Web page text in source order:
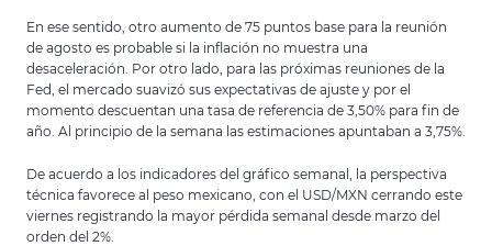
En ese sentido, otro aumento de 75 puntos base para la reunión
de agosto es probable si la inflación no muestra una
desaceleración. Por otro lado, para las próximas reuniones de la
Fed, el mercado suavizó sus expectativas de ajuste y por el
momento descuentan una tasa de referencia de 3,50% para fin de
año. Al principio de la semana las estimaciones apuntaban a 3,75%.
De acuerdo a los indicadores del gráfico semanal, la perspectiva
técnica favorece al peso mexicano, con el USD/MXN cerrando este
viernes registrando la mayor pérdida semanal desde marzo del
orden del 2%.